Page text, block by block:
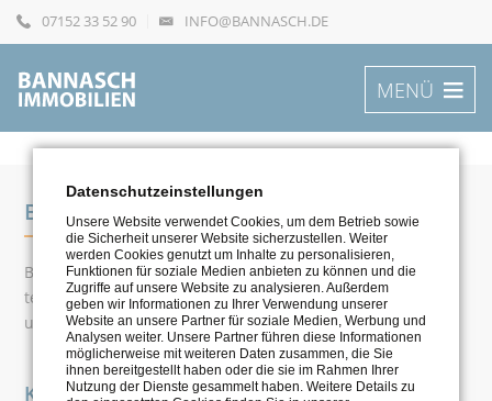
07152 33 52 90 INFO@BANNASCH.DE
MENÜ
BANNASCH IMMOBILIEN
Bei BANNASCH IMMOBILIEN arbeiten ausschließlich Exper­
ten aus der Immo­bilienbrache mit langjähriger Erfahrung
und exzel­lenter Marktkenntnis.
KONTAKT
Datenschutzeinstellungen
Unsere Website verwendet Cookies, um dem Betrieb sowie
die Sicherheit unserer Website sicherzustellen. Weiter
werden Cookies genutzt um Inhalte zu personalisieren,
Funktionen für soziale Medien anbieten zu können und die
Zugriffe auf unsere Website zu analysieren. Außerdem
geben wir Informationen zu Ihrer Verwendung unserer
Website an unsere Partner für soziale Medien, Werbung und
Analysen weiter. Unsere Partner führen diese Informationen
möglicherweise mit weiteren Daten zusammen, die Sie
ihnen bereitgestellt haben oder die sie im Rahmen Ihrer
Nutzung der Dienste gesammelt haben. Weitere Details zu